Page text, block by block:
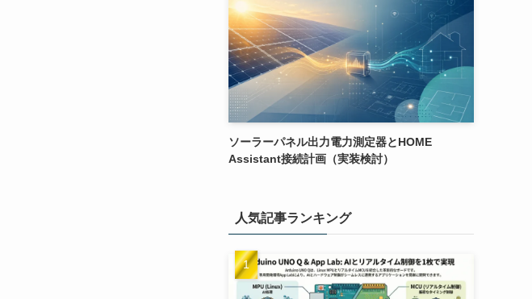
ソーラーパネル出力電力測定器とHOME
Assistant接続計画（実装検討）
人気記事ランキング